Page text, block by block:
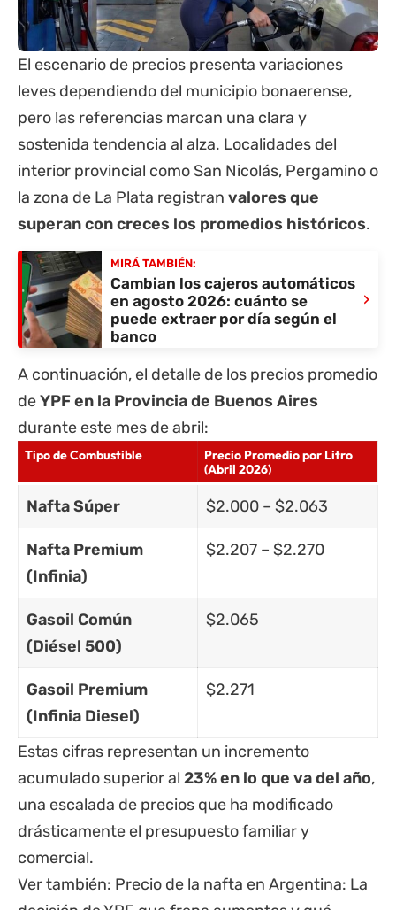
El escenario de precios presenta variaciones
leves dependiendo del municipio bonaerense,
pero las referencias marcan una clara y
sostenida tendencia al alza. Localidades del
interior provincial como San Nicolás, Pergamino o
la zona de La Plata registran valores que
superan con creces los promedios históricos.
MIRÁ TAMBIÉN:
Cambian los cajeros automáticos
en agosto 2026: cuánto se
puede extraer por día según el
banco
›
A continuación, el detalle de los precios promedio
deYPF en la Provincia de Buenos Aires
durante este mes de abril:
Tipo de Combustible
Precio Promedio por Litro
(Abril 2026)
Nafta Súper $2.000 – $2.063
Nafta Premium
(Infinia)
$2.207 – $2.270
Gasoil Común
(Diésel 500)
$2.065
Gasoil Premium
(Infinia Diesel)
$2.271
Estas cifras representan un incremento
acumulado superior al 23% en lo que va del año,
una escalada de precios que ha modificado
drásticamente el presupuesto familiar y
comercial.
Ver también: Precio de la nafta en Argentina: La